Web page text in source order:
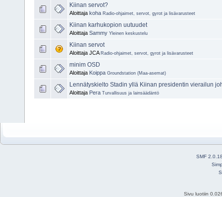
Kiinan servot?
Aloittaja koha Radio-ohjaimet, servot, gyrot ja lisävarusteet
Kiinan karhukopion uutuudet
Aloittaja Sammy Yleinen keskustelu
Kiinan servot
Aloittaja JCA Radio-ohjaimet, servot, gyrot ja lisävarusteet
minim OSD
Aloittaja Koippa Groundstation (Maa-asemat)
Lennätyskielto Stadin yllä Kiinan presidentin vierailun
Aloittaja Pera Turvallisuus ja lainsäädäntö
SMF
Sivu luotiin